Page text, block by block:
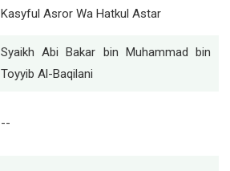
Kasyful Asror Wa Hatkul Astar
Syaikh Abi Bakar bin Muhammad bin
Toyyib Al-Baqilani
--